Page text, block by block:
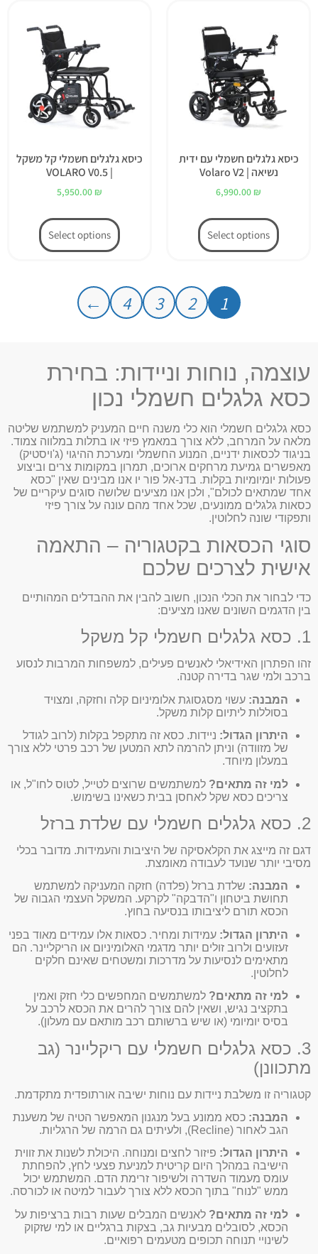
כיסא גלגלים חשמלי עם ידית
נשיאה | Volaro V2
6,990.00 ₪
Select options
כיסא גלגלים חשמלי קל משקל
| VOLARO V0.5
5,950.00 ₪
Select options
1
2
3
4
←
עוצמה, נוחות וניידות: בחירת
כסא גלגלים חשמלי נכון
כסא גלגלים חשמלי הוא כלי משנה חיים המעניק למשתמש שליטה
מלאה על המרחב, ללא צורך במאמץ פיזי או בתלות במלווה צמוד.
בניגוד לכסאות ידניים, המנוע החשמלי ומערכת ההיגוי (ג'ויסטיק)
מאפשרים גמיעת מרחקים ארוכים, תמרון במקומות צרים וביצוע
פעולות יומיומיות בקלות. בדנ-אל פור יו אנו מבינים שאין "כסא
אחד שמתאים לכולם", ולכן אנו מציעים שלושה סוגים עיקריים של
כסאות גלגלים ממונעים, שכל אחד מהם עונה על צורך פיזי
ותפקודי שונה לחלוטין.
סוגי הכסאות בקטגוריה – התאמה
אישית לצרכים שלכם
כדי לבחור את הכלי הנכון, חשוב להבין את ההבדלים המהותיים
בין הדגמים השונים שאנו מציעים:
1. כסא גלגלים חשמלי קל משקל
זהו הפתרון האידיאלי לאנשים פעילים, למשפחות המרבות לנסוע
ברכב ולמי שגר בדירה קטנה.
המבנה: עשוי מסגסוגת אלומיניום קלה וחזקה, ומצויד
בסוללות ליתיום קלות משקל.
היתרון הגדול: ניידות. כסא זה מתקפל בקלות (לרוב לגודל
של מזוודה) וניתן להרמה לתא המטען של רכב פרטי ללא צורך
במעלון מיוחד.
למי זה מתאים? למשתמשים שרוצים לטייל, לטוס לחו"ל, או
צריכים כסא שקל לאחסן בבית כשאינו בשימוש.
2. כסא גלגלים חשמלי עם שלדת ברזל
דגם זה מייצג את הקלאסיקה של היציבות והעמידות. מדובר בכלי
מסיבי יותר שנועד לעבודה מאומצת.
המבנה: שלדת ברזל (פלדה) חזקה המעניקה למשתמש
תחושת ביטחון ו"הדבקה" לקרקע. המשקל העצמי הגבוה של
הכסא תורם ליציבותו בנסיעה בחוץ.
היתרון הגדול: עמידות ומחיר. כסאות אלו עמידים מאוד בפני
זעזועים ולרוב זולים יותר מדגמי האלומיניום או הריקליינר. הם
מתאימים לנסיעות על מדרכות ומשטחים שאינם חלקים
לחלוטין.
למי זה מתאים? למשתמשים המחפשים כלי חזק ואמין
בתקציב נגיש, ושאין להם צורך להרים את הכסא לרכב על
בסיס יומיומי (או שיש ברשותם רכב מותאם עם מעלון).
3. כסא גלגלים חשמלי עם ריקליינר (גב
מתכוונן)
קטגוריה זו משלבת ניידות עם נוחות ישיבה אורתופדית מתקדמת.
המבנה: כסא ממונע בעל מנגנון המאפשר הטיה של משענת
הגב לאחור (Recline), ולעיתים גם הרמה של הרגליות.
היתרון הגדול: פיזור לחצים ומנוחה. היכולת לשנות את זווית
הישיבה במהלך היום קריטית למניעת פצעי לחץ, להפחתת
עומס מעמוד השדרה ולשיפור זרימת הדם. המשתמש יכול
ממש "לנוח" בתוך הכסא ללא צורך לעבור למיטה או לכורסה.
למי זה מתאים? לאנשים המבלים שעות רבות ברציפות על
הכסא, לסובלים מבעיות גב, בצקות ברגליים או למי שזקוק
לשינויי תנוחה תכופים מטעמים רפואיים.